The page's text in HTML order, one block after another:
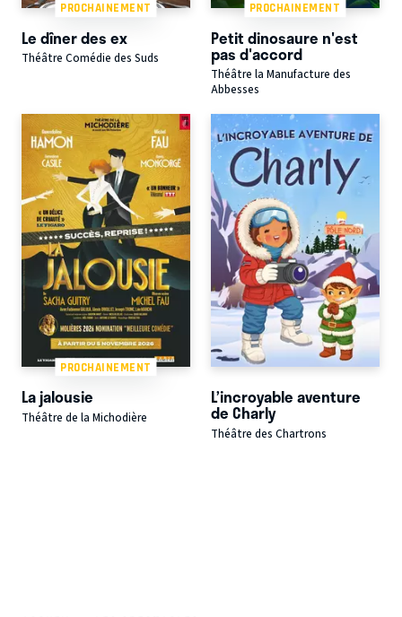
PROCHAINEMENT
Le dîner des ex
Théâtre Comédie des Suds
PROCHAINEMENT
Petit dinosaure n'est
pas d'accord
Théâtre la Manufacture des
Abbesses
PROCHAINEMENT
La jalousie
Théâtre de la Michodière
L’incroyable aventure
de Charly
Théâtre des Chartrons